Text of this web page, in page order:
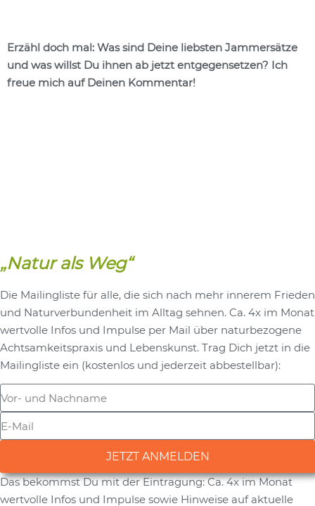
Erzähl doch mal: Was sind Deine liebsten Jammersätze
und was willst Du ihnen ab jetzt entgegensetzen? Ich
freue mich auf Deinen Kommentar!
„Natur als Weg“
Die Mailingliste für alle, die sich nach mehr innerem Frieden
und Naturverbundenheit im Alltag sehnen. Ca. 4x im Monat
wertvolle Infos und Impulse per Mail über naturbezogene
Achtsamkeitspraxis und Lebenskunst. Trag Dich jetzt in die
Mailingliste ein (kostenlos und jederzeit abbestellbar):
JETZT ANMELDEN
Alternative:
Das bekommst Du mit der Eintragung: Ca. 4x im Monat
wertvolle Infos und Impulse sowie Hinweise auf aktuelle